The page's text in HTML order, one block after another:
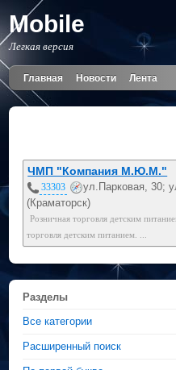
Mobile
Легкая версия
Главная Новости Лента
ЧМП "Компания М.Ю.М."
33303
ул.Парковая, 30;
(Краматорск)
Розничная торговля детским
торговля детским питанием. ...
Разделы
Все категории
Расширенный поиск